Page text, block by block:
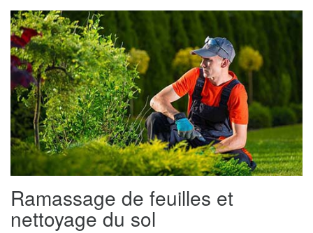
Ramassage de feuilles et
nettoyage du sol